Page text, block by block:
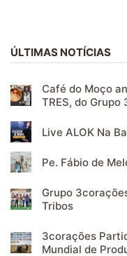
ÚLTIMAS NOTÍCIAS
Café do Moço
TRES, do
Live ALOK Na
Pe. Fábio de
Grupo
Tribos
3corações
Mundial de